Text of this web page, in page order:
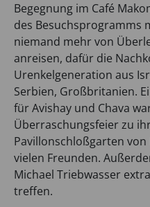
Begegnung im Café
des Besuchsprogramms
niemand mehr von
anreisen, dafür die
Urenkelgeneration aus
Serbien, Großbritanien.
für Avishay und Chava
Überraschungsfeier zu
Pavillonschloßgarten
vielen Freunden.
Michael Triebwasser
treffen.